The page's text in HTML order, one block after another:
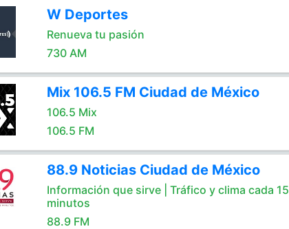
W Deportes
Renueva tu pasión
730 AM
Mix 106.5 FM Ciudad de México
106.5 Mix
106.5 FM
88.9 Noticias Ciudad de México
Información que sirve | Tráfico y clima cada 15
minutos
88.9 FM